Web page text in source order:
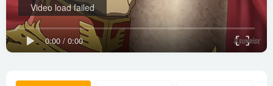
0:00 / 0:00
Video load failed